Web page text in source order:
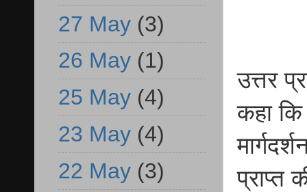
उत्तर
कहा कि
प्राप्त
27 May (3)
26 May (1)
25 May (4)
23 May (4)
22 May (3)